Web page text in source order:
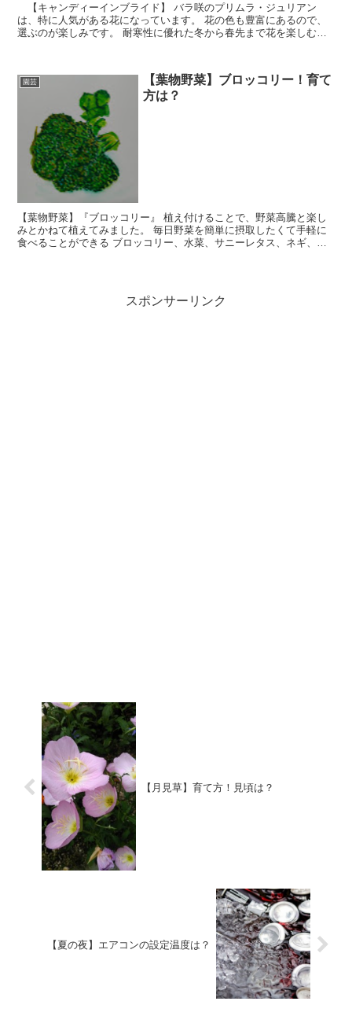
【キャンディーインブライド】 バラ咲のプリムラ・ジュリアン
は、特に人気がある花になっています。 花の色も豊富にあるので、
選ぶのが楽しみです。 耐寒性に優れた冬から春先まで花を楽しむこ
園芸
【葉物野菜】ブロッコリー！育て
方は？
【葉物野菜】『ブロッコリー』 植え付けることで、野菜高騰と楽し
みとかねて植えてみました。 毎日野菜を簡単に摂取したくて手軽に
食べることができる ブロッコリー、水菜、サニーレタス、ネギ、パ
スポンサーリンク
【月見草】育て方！見頃は？
【夏の夜】エアコンの設定温度は？